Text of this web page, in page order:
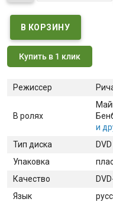
Купить в 1 клик
Режиссер
В ролях
и
Тип диска
DVD
Упаковка
Качество
Язык